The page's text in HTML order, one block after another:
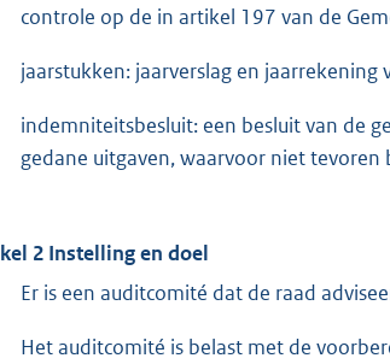
controle op de in artikel 197 van de
jaarstukken: jaarverslag en jaarrekening
indemniteitsbesluit: een besluit van de
gedane uitgaven, waarvoor niet tevoren
2 Instelling en doel
Er is een auditcomité dat de raad
Het auditcomité is belast met de